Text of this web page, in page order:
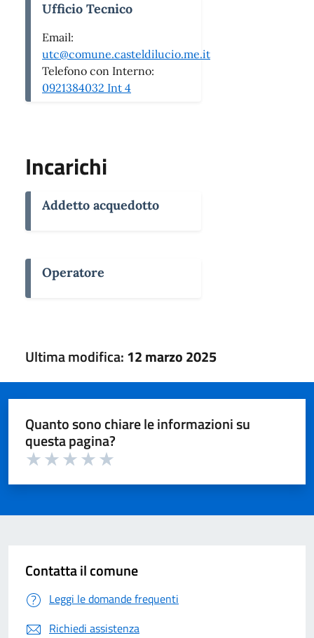
Ufficio Tecnico
Email:
utc@comune.casteldilucio.me.it
Telefono con Interno:
0921384032 Int 4
Incarichi
Addetto acquedotto
Operatore
Ultima modifica:12 marzo 2025
Quanto sono chiare le informazioni su
questa pagina?
Contatta il comune
Leggi le domande frequenti
Richiedi assistenza